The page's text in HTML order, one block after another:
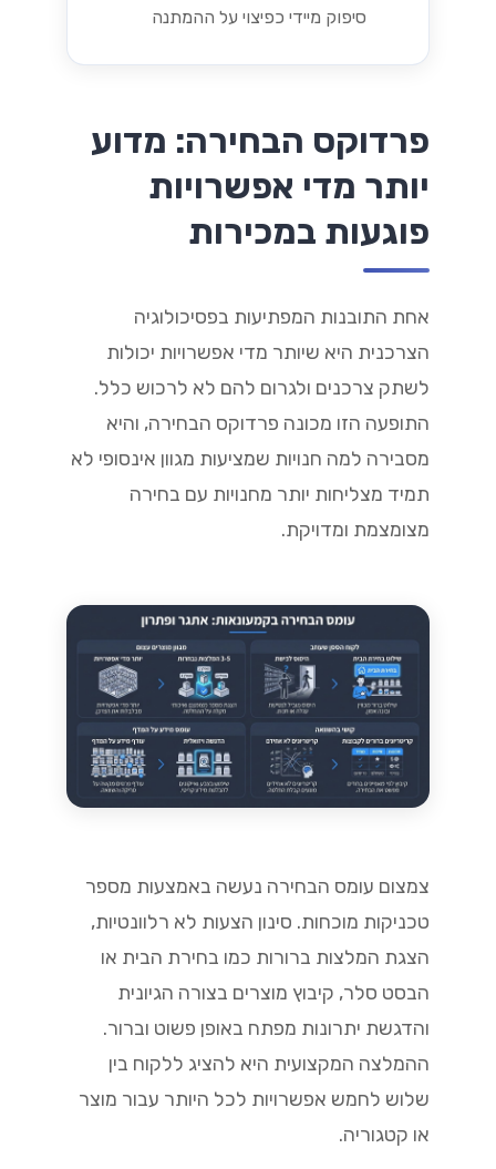
סיפוק מיידי כפיצוי על ההמתנה
פרדוקס הבחירה: מדוע
יותר מדי אפשרויות
פוגעות במכירות
אחת התובנות המפתיעות בפסיכולוגיה
הצרכנית היא שיותר מדי אפשרויות יכולות
לשתק צרכנים ולגרום להם לא לרכוש כלל.
התופעה הזו מכונה פרדוקס הבחירה, והיא
מסבירה למה חנויות שמציעות מגוון אינסופי לא
תמיד מצליחות יותר מחנויות עם בחירה
מצומצמת ומדויקת.
צמצום עומס הבחירה נעשה באמצעות מספר
טכניקות מוכחות. סינון הצעות לא רלוונטיות,
הצגת המלצות ברורות כמו בחירת הבית או
הבסט סלר, קיבוץ מוצרים בצורה הגיונית
והדגשת יתרונות מפתח באופן פשוט וברור.
ההמלצה המקצועית היא להציג ללקוח בין
שלוש לחמש אפשרויות לכל היותר עבור מוצר
או קטגוריה.